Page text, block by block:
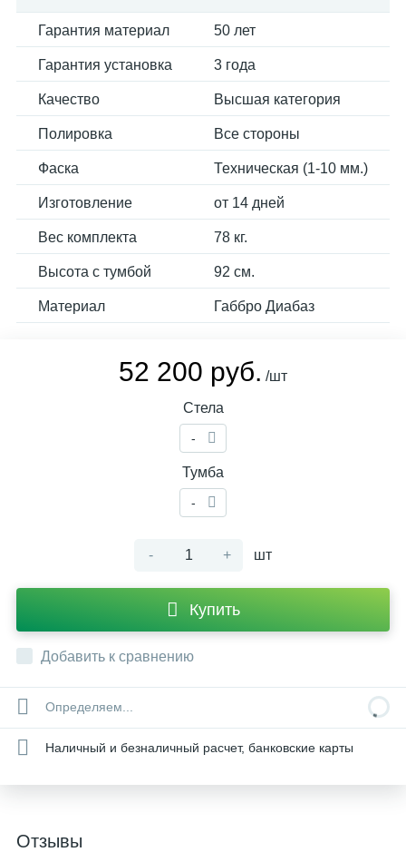
Гарантия материал 50 лет
Гарантия установка 3 года
Качество Высшая категория
Полировка Все стороны
Фаска Техническая (1-10 мм.)
Изготовление от 14 дней
Вес комплекта 78 кг.
Высота с тумбой 92 см.
Материал Габбро Диабаз
52 200 руб. /шт
Стела
-
Тумба
-
- + шт
Купить
Добавить к сравнению
Определяем...
Наличный и безналичный расчет, банковские карты
Отзывы